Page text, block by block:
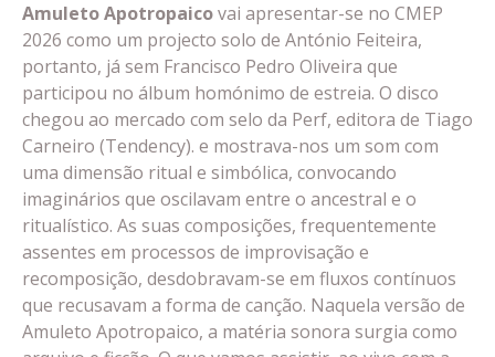
Amuleto Apotropaicovai apresentar-se no CMEP
2026 como um projecto solo de António Feiteira,
portanto, já sem Francisco Pedro Oliveira que
participou no álbum homónimo de estreia. O disco
chegou ao mercado com selo da Perf, editora de Tiago
Carneiro (Tendency). e mostrava-nos um som com
uma dimensão ritual e simbólica, convocando
imaginários que oscilavam entre o ancestral e o
ritualístico. As suas composições, frequentemente
assentes em processos de improvisação e
recomposição, desdobravam-se em fluxos contínuos
que recusavam a forma de canção. Naquela versão de
Amuleto Apotropaico, a matéria sonora surgia como